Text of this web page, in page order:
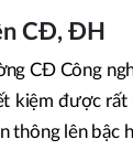
CĐ, ĐH
CĐ Công
kiệm được
thông lên bậc